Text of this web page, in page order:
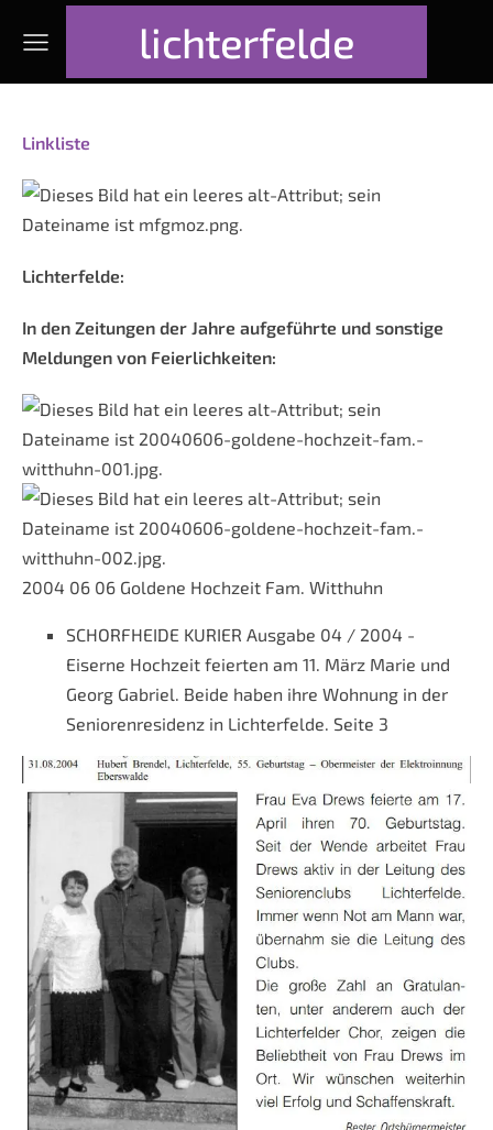
lichterfelde
Linkliste
Lichterfelde:
In den Zeitungen der Jahre aufgeführte und sonstige
Meldungen von Feierlichkeiten:
2004 06 06 Goldene Hochzeit Fam. Witthuhn
SCHORFHEIDE KURIER Ausgabe 04 / 2004 -
Eiserne Hochzeit feierten am 11. März Marie und
Georg Gabriel. Beide haben ihre Wohnung in der
Seniorenresidenz in Lichterfelde. Seite 3